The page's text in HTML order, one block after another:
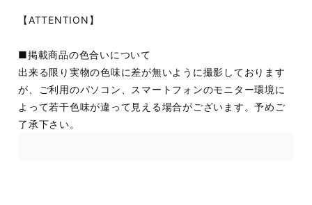
【ATTENTION】
■掲載商品の色合いについて
出来る限り実物の色味に差が無いように撮影しております
が、ご利用のパソコン、スマートフォンのモニター環境に
よって若干色味が違って見える場合がございます。予めご
了承下さい。